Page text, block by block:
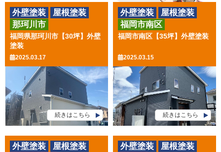
福岡県那珂川市【30坪】外壁
塗装
2025.03.17
続きはこちら
外壁塗装
屋根塗装
その他工事
那珂川市
福岡市南区【35坪】外壁塗装
2025.03.15
続きはこちら
外壁塗装
屋根塗装
その他工事
福岡市南区
外壁塗装
屋根塗装
外壁塗装
屋根塗装